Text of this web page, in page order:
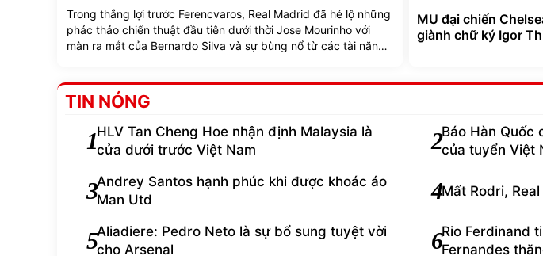
Trong thắng lợi trước Ferencvaros, Real Madrid đã hé lộ những
phác thảo chiến thuật đầu tiên dưới thời Jose Mourinho với
màn ra mắt của Bernardo Silva và sự bùng nổ từ các tài năng
MU đại chiến
giành chữ ký Igor
TIN NÓNG
1HLV Tan Cheng Hoe nhận định Malaysia là
cửa dưới trước Việt Nam
2Báo Hàn Quốc
của tuyển Việt
3Andrey Santos hạnh phúc khi được khoác áo
Man Utd
4Mất Rodri,
5Aliadiere: Pedro Neto là sự bổ sung tuyệt vời
cho Arsenal
6Rio Ferdinand
Fernandes